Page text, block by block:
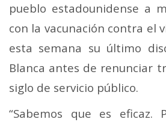
pueblo estadounidense a
con la vacunación contra el
esta semana su último
Blanca antes de renunciar
siglo de servicio público.
“Sabemos que es